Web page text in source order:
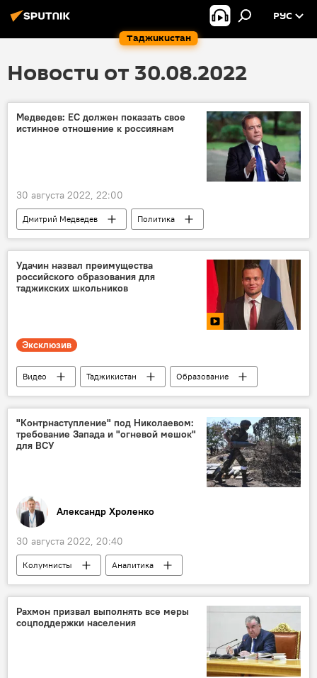
Таджикистан
РУС
Новости от 30.08.2022
Медведев: ЕС должен показать свое
истинное отношение к россиянам
30 августа 2022, 22:00
Дмитрий Медведев
Политика
Россия
Мир Шенген
Удачин назвал преимущества
российского образования для
таджикских школьников
Эксклюзив
Видео Таджикистан
Образование
учителя
"Контрнаступление" под Николаевом:
требование Запада и "огневой мешок"
для ВСУ
Александр Хроленко
30 августа 2022, 20:40
Колумнисты
Аналитика
Армия и вооружение
Украина
Россия
Рахмон призвал выполнять все меры
соцподдержки населения